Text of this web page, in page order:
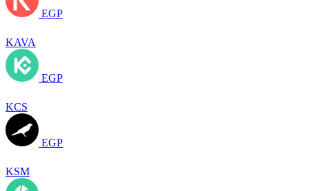
EGP
KAVA
EGP
KCS
EGP
KSM